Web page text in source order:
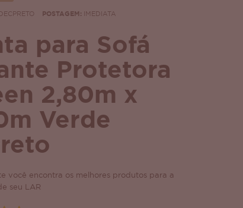
POSTAGEM: IMEDIATA
para Sofá
Protetora
2,80m x
Verde
você encontra os melhores produtos para a
seu LAR